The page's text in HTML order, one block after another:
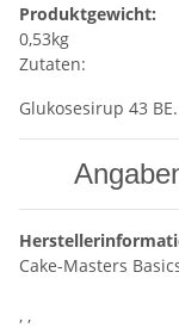
Produktgewicht:
0,53kg
Zutaten:
Glukosesirup 43 BE.
Cake-Masters
, ,